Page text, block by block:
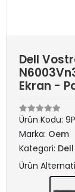
Dell
Ekran -
Ürün Kodu:
Marka: Oem
Kategori: Dell
Ürün